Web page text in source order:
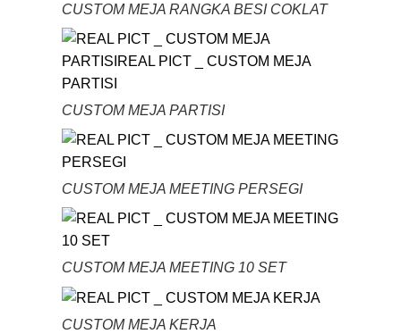
CUSTOM MEJA RANGKA BESI COKLAT
CUSTOM MEJA PARTISI
CUSTOM MEJA MEETING PERSEGI
CUSTOM MEJA MEETING 10 SET
CUSTOM MEJA KERJA